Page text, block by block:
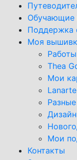
Обучающиe
Поддержка
Моя
Thea
Мои
Lanarte
Мои
Контакты